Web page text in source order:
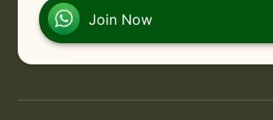
Monday, September 7, 2026 at 4:00 PM
Join Now